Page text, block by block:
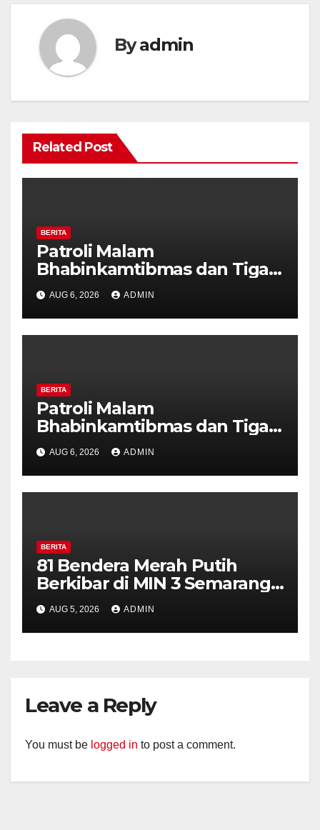
Byadmin
Related Post
BERITA
Patroli Malam
Bhabinkamtibmas dan Tiga
Pilar Kelurahan Ungaran
Perkuat Kamtibmas, Warga
Diajak Aktifkan Ronda
AUG 6, 2026 ADMIN
BERITA
Patroli Malam
Bhabinkamtibmas dan Tiga
Pilar Kelurahan Ungaran
Perkuat Kamtibmas, Warga
Diajak Aktifkan Ronda
AUG 6, 2026 ADMIN
BERITA
81 Bendera Merah Putih
Berkibar di MIN 3 Semarang,
Bhabinkamtibmas Desa
Timpik Hadiri Peringatan
HUT ke-81 Kemerdekaan RI
AUG 5, 2026 ADMIN
Leave a Reply
You must be logged in to post a comment.